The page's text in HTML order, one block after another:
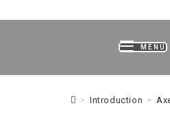
MENU
> Introduction >